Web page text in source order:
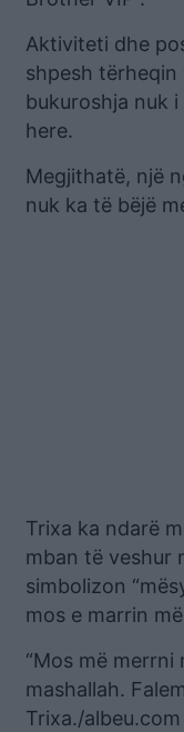
Aktiviteti dhe
shpesh tërheqin
bukuroshja nuk
here.
Megjithatë, një
nuk ka të bëjë
Trixa ka ndarë
mban të veshur
simbolizon
mos e marrin
“Mos më merrni
mashallah.
Trixa./albeu.com